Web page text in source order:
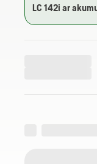
LC 142i ar